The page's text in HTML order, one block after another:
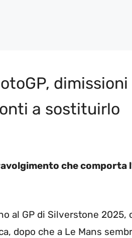
a sostituirlo
che comporta
al GP di Silverstone 2025,
dopo che a Le Mans